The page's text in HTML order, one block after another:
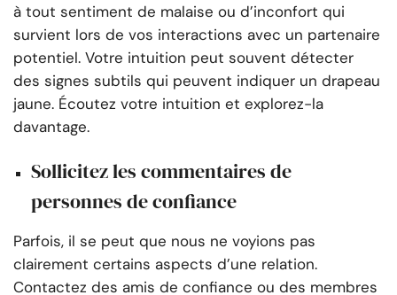
à tout sentiment de malaise ou d’inconfort qui
survient lors de vos interactions avec un partenaire
potentiel. Votre intuition peut souvent détecter
des signes subtils qui peuvent indiquer un drapeau
jaune. Écoutez votre intuition et explorez-la
davantage.
Sollicitez les commentaires de
personnes de confiance
Parfois, il se peut que nous ne voyions pas
clairement certains aspects d’une relation.
Contactez des amis de confiance ou des membres